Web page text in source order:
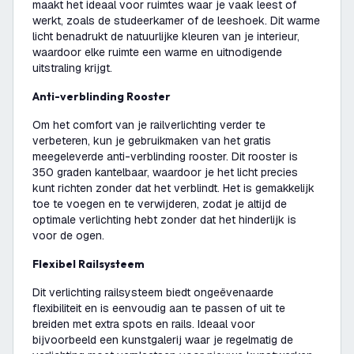
maakt het ideaal voor ruimtes waar je vaak leest of
werkt, zoals de studeerkamer of de leeshoek. Dit warme
licht benadrukt de natuurlijke kleuren van je interieur,
waardoor elke ruimte een warme en uitnodigende
uitstraling krijgt.
Anti-verblinding Rooster
Om het comfort van je railverlichting verder te
verbeteren, kun je gebruikmaken van het gratis
meegeleverde anti-verblinding rooster. Dit rooster is
350 graden kantelbaar, waardoor je het licht precies
kunt richten zonder dat het verblindt. Het is gemakkelijk
toe te voegen en te verwijderen, zodat je altijd de
optimale verlichting hebt zonder dat het hinderlijk is
voor de ogen.
Flexibel Railsysteem
Dit verlichting railsysteem biedt ongeëvenaarde
flexibiliteit en is eenvoudig aan te passen of uit te
breiden met extra spots en rails. Ideaal voor
bijvoorbeeld een kunstgalerij waar je regelmatig de